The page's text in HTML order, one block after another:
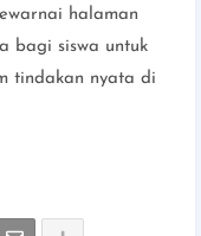
halaman
bagi siswa untuk
tindakan nyata di